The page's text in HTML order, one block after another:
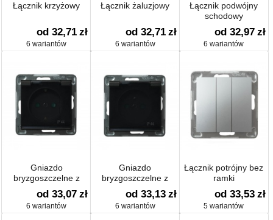
Łącznik krzyżowy
od 32,71 zł
6 wariantów
Łącznik żaluzjowy
od 32,71 zł
6 wariantów
Łącznik podwójny
schodowy
od 32,97 zł
6 wariantów
Gniazdo
bryzgoszczelne z
uziemieniem schuko
IP-44 z przesłonami
od 33,07 zł
6 wariantów
Gniazdo
bryzgoszczelne z
uziemieniem IP-44 z
przesłonami
od 33,13 zł
6 wariantów
Łącznik potrójny bez
ramki
od 33,53 zł
5 wariantów